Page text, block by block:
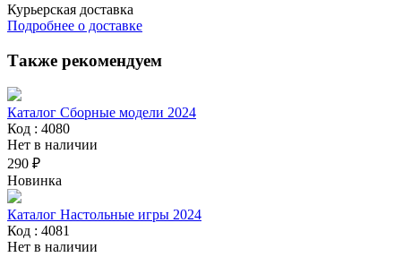
Курьерская доставка
Подробнее о доставке
Также рекомендуем
Каталог Сборные модели 2024
Код : 4080
Нет в наличии
290 ₽
Новинка
Каталог Настольные игры 2024
Код : 4081
Нет в наличии